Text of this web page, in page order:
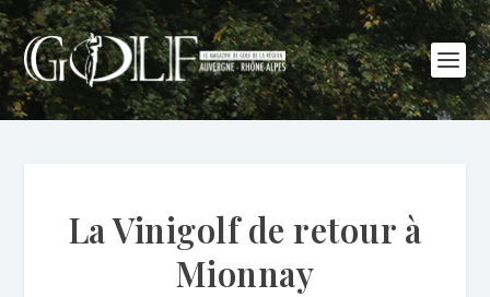
La Vinigolf de retour à
Mionnay